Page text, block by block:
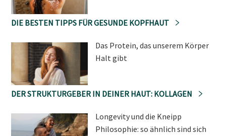
DIE BESTEN TIPPS FÜR GESUNDE KOPFHAUT
Das Protein, das unserem Körper
Halt gibt
DER STRUKTURGEBER IN DEINER HAUT: KOLLAGEN
Longevity und die Kneipp
Philosophie: so ähnlich sind sich